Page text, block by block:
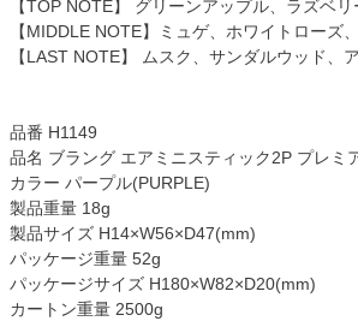
【TOP NOTE】 グリーンアップル、ラズベリ
【MIDDLE NOTE】ミュゲ、ホワイトローズ
【LAST NOTE】 ムスク、サンダルウッド、
品番 H1149
品名 ブラング エアミニスティック2P プレミ
カラー パープル(PURPLE)
製品重量 18g
製品サイズ H14×W56×D47(mm)
パッケージ重量 52g
パッケージサイズ H180×W82×D20(mm)
カートン重量 2500g